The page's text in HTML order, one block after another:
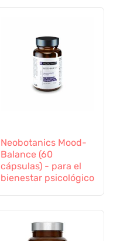
Neobotanics Mood-
Balance (60
cápsulas) - para el
bienestar psicológico